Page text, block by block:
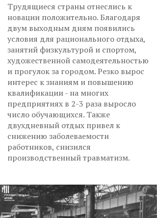
Трудящиеся страны отнеслись к
новации положительно. Благодаря
двум выходным дням появились
условия для рационального отдыха,
занятий физкультурой и спортом,
художественной самодеятельностью
и прогулок за городом. Резко вырос
интерес к знаниям и повышению
квалификации - на многих
предприятиях в 2-3 раза выросло
число обучающихся. Также
двухдневный отдых привел к
снижению заболеваемости
работников, снизился
производственный травматизм.